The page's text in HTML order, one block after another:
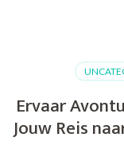
Ervaar
Jouw Reis